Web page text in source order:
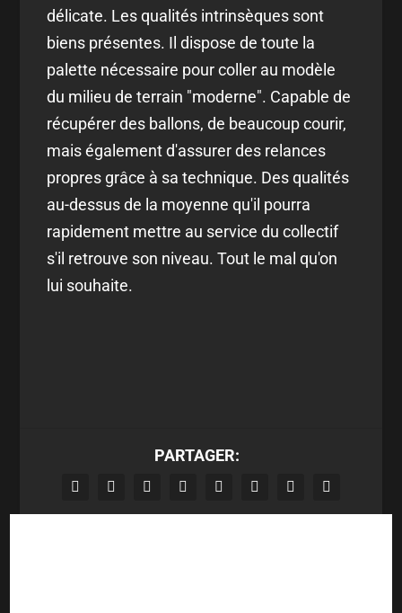
délicate. Les qualités intrinsèques sont
biens présentes. Il dispose de toute la
palette nécessaire pour coller au modèle
du milieu de terrain "moderne". Capable de
récupérer des ballons, de beaucoup courir,
mais également d'assurer des relances
propres grâce à sa technique. Des qualités
au-dessus de la moyenne qu'il pourra
rapidement mettre au service du collectif
s'il retrouve son niveau. Tout le mal qu'on
lui souhaite.
PARTAGER: